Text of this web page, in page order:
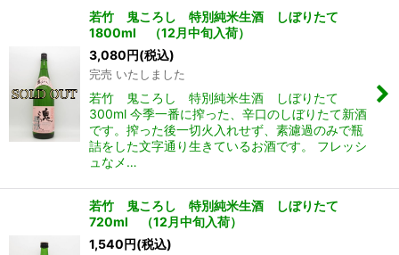
若竹 鬼ころし 特別純米生酒 しぼりたて
1800ml （12月中旬入荷）
3,080円(税込)
完売 いたしました
若竹 鬼ころし 特別純米生酒 しぼりたて
300ml 今季一番に搾った、辛口のしぼりたて新酒
です。搾った後一切火入れせず、素濾過のみで瓶
詰をした文字通り生きているお酒です。 フレッシ
ュなメ…
若竹 鬼ころし 特別純米生酒 しぼりたて
720ml （12月中旬入荷）
1,540円(税込)